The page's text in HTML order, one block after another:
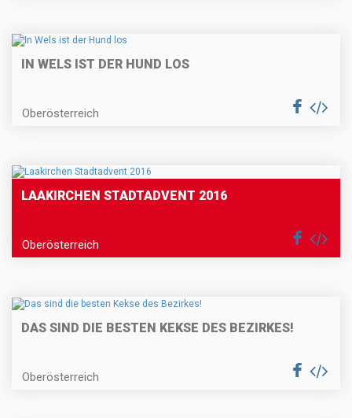
IN WELS IST DER HUND LOS
Oberösterreich
LAAKIRCHEN STADTADVENT 2016
Oberösterreich
DAS SIND DIE BESTEN KEKSE DES BEZIRKES!
Oberösterreich